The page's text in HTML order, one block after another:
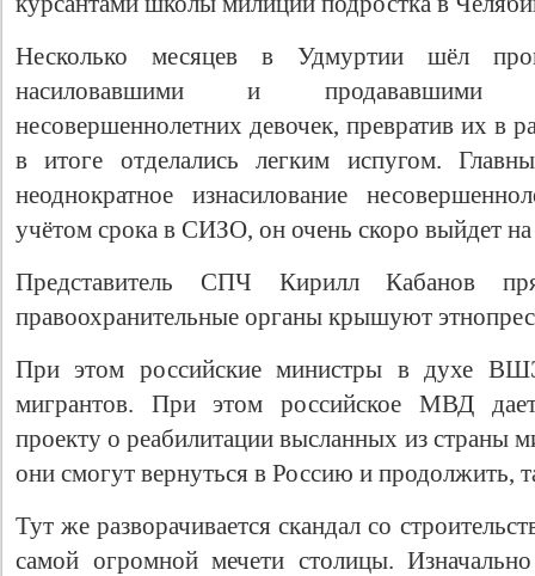
Несколько месяцев в Удмуртии шёл
насиловавшими и продававшими
несовершеннолетних девочек, превратив их в
в итоге отделались легким испугом.
неоднократное изнасилование
учётом срока в СИЗО, он очень скоро выйдет на
Представитель СПЧ Кирилл Кабанов
правоохранительные органы крышуют
При этом российские министры в духе
мигрантов. При этом российское МВД дает
проекту о реабилитации высланных из страны
они смогут вернуться в Россию и продолжить,
Тут же разворачивается скандал со
самой огромной мечети столицы.
Свидетельство